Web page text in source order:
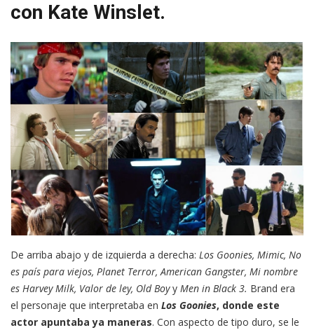
con Kate Winslet.
De arriba abajo y de izquierda a derecha: Los Goonies, Mimic, No
es país para viejos, Planet Terror, American Gangster, Mi nombre
es Harvey Milk, Valor de ley, Old Boyy Men in Black 3. Brand era
el personaje que interpretaba en Los Goonies, donde este
actor apuntaba ya maneras. Con aspecto de tipo duro, se le